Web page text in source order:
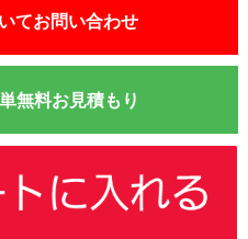
てお問い合わせ
無料お見積もり